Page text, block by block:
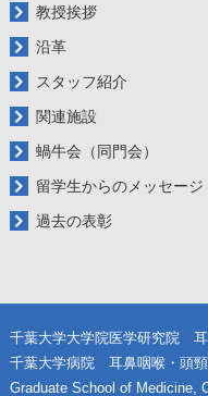
教授挨拶
沿革
スタッフ紹介
関連施設
蝸牛会（同門会）
留学生からのメッセージ
過去の表彰
千葉大学大学院医学研究院
千葉大学病院 耳鼻咽喉・頭
Graduate School of Medicine,